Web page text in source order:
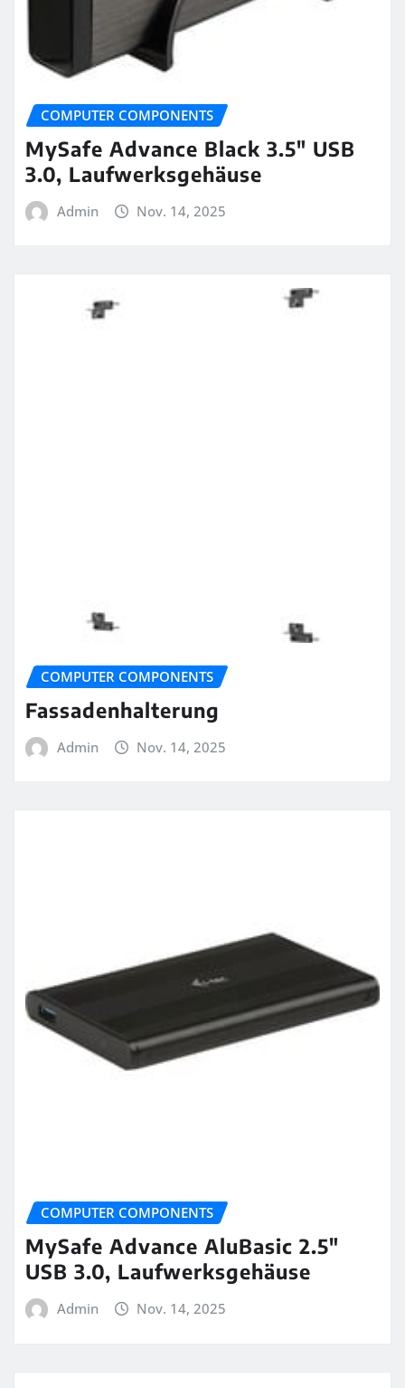
COMPUTER COMPONENTS
MySafe Advance Black 3.5″ USB
3.0, Laufwerksgehäuse
Admin Nov. 14, 2025
COMPUTER COMPONENTS
Fassadenhalterung
Admin Nov. 14, 2025
COMPUTER COMPONENTS
MySafe Advance AluBasic 2.5″
USB 3.0, Laufwerksgehäuse
Admin Nov. 14, 2025